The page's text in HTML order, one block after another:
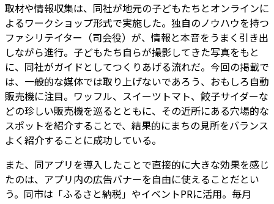
取材や情報収集は、同社が地元の子どもたちとオンラインに
よるワークショップ形式で実施した。独自のノウハウを持つ
ファシリテイター（司会役）が、情報と本音をうまく引き出
しながら進行。子どもたち自らが撮影してきた写真をもと
に、同社がガイドとしてつくりあげる流れだ。今回の掲載で
は、一般的な媒体では取り上げないであろう、おもしろ自動
販売機に注目。ワッフル、スイーツトマト、餃子サイダーな
どの珍しい販売機を巡るとともに、その近所にある穴場的な
スポットを紹介することで、結果的にまちの見所をバランス
よく紹介することに成功している。
また、同アプリを導入したことで直接的に大きな効果を感じ
たのは、アプリ内の広告バナーを自由に使えることだとい
う。同市は「ふるさと納税」やイベントPRに活用。毎月